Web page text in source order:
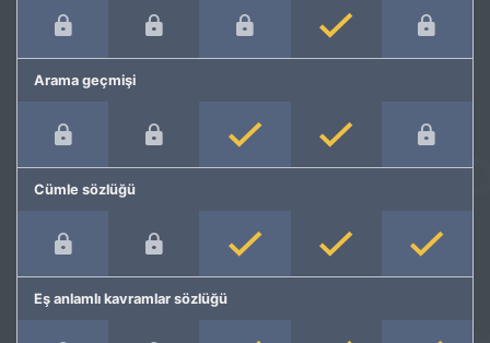
Arama geçmişi
Cümle sözlüğü
Eş anlamlı kavramlar sözlüğü